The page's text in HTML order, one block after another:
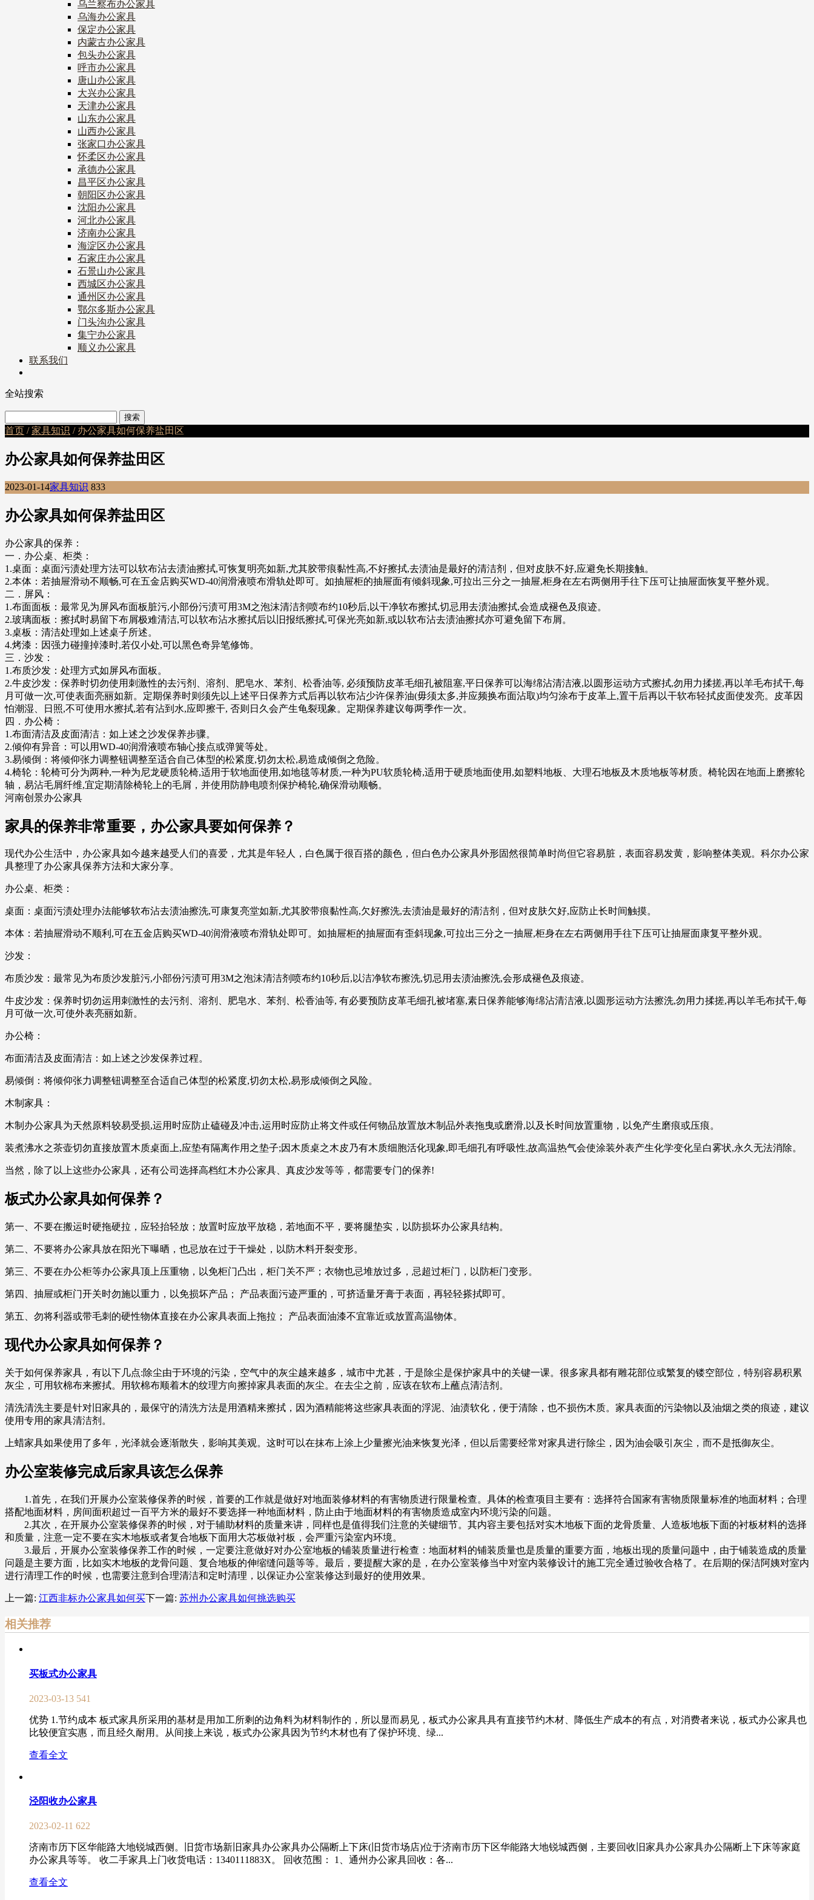
乌兰察布办公家具
乌海办公家具
保定办公家具
内蒙古办公家具
包头办公家具
呼市办公家具
唐山办公家具
大兴办公家具
天津办公家具
山东办公家具
山西办公家具
张家口办公家具
怀柔区办公家具
承德办公家具
昌平区办公家具
朝阳区办公家具
沈阳办公家具
河北办公家具
济南办公家具
海淀区办公家具
石家庄办公家具
石景山办公家具
西城区办公家具
通州区办公家具
鄂尔多斯办公家具
门头沟办公家具
集宁办公家具
顺义办公家具
联系我们
全站搜索
首页 /家具知识 / 办公家具如何保养盐田区
办公家具如何保养盐田区
2023-01-14家具知识 833
办公家具如何保养盐田区
办公家具的保养：
一．办公桌、柜类：
1.桌面：桌面污渍处理方法可以软布沾去渍油擦拭,可恢复明亮如新,尤其胶带痕黏性高,不好擦拭,去渍油是最好的清洁剂，但对皮肤不好,应避免长期接触。
2.本体：若抽屉滑动不顺畅,可在五金店购买WD-40润滑液喷布滑轨处即可。如抽屉柜的抽屉面有倾斜现象,可拉出三分之一抽屉,柜身在左右两侧用手往下压可让抽屉面恢复平整外观。
二．屏风：
1.布面面板：最常见为屏风布面板脏污,小部份污渍可用3M之泡沫清洁剂喷布约10秒后,以干净软布擦拭,切忌用去渍油擦拭,会造成褪色及痕迹。
2.玻璃面板：擦拭时易留下布屑极难清洁,可以软布沾水擦拭后以旧报纸擦拭,可保光亮如新,或以软布沾去渍油擦拭亦可避免留下布屑。
3.桌板：清洁处理如上述桌子所述。
4.烤漆：因强力碰撞掉漆时,若仅小处,可以黑色奇异笔修饰。
三．沙发：
1.布质沙发：处理方式如屏风布面板。
2.牛皮沙发：保养时切勿使用刺激性的去污剂、溶剂、肥皂水、苯剂、松香油等, 必须预防皮革毛细孔被阻塞,平日保养可以海绵沾清洁液,以圆形运动方式擦拭,勿用力揉搓,再以羊毛布拭干,每
月可做一次,可使表面亮丽如新。定期保养时则须先以上述平日保养方式后再以软布沾少许保养油(毋须太多,并应频换布面沾取)均匀涂布于皮革上,置干后再以干软布轻拭皮面使发亮。皮革因
怕潮湿、日照,不可使用水擦拭,若有沾到水,应即擦干, 否则日久会产生龟裂现象。定期保养建议每两季作一次。
四．办公椅：
1.布面清洁及皮面清洁：如上述之沙发保养步骤。
2.倾仰有异音：可以用WD-40润滑液喷布轴心接点或弹簧等处。
3.易倾倒：将倾仰张力调整钮调整至适合自己体型的松紧度,切勿太松,易造成倾倒之危险。
4.椅轮：轮椅可分为两种,一种为尼龙硬质轮椅,适用于软地面使用,如地毯等材质,一种为PU软质轮椅,适用于硬质地面使用,如塑料地板、大理石地板及木质地板等材质。椅轮因在地面上磨擦轮
轴，易沾毛屑纤维,宜定期清除椅轮上的毛屑，并使用防静电喷剂保护椅轮,确保滑动顺畅。
河南创景办公家具
家具的保养非常重要，办公家具要如何保养？
现代办公生活中，办公家具如今越来越受人们的喜爱，尤其是年轻人，白色属于很百搭的颜色，但白色办公家具外形固然很简单时尚但它容易脏，表面容易发黄，影响整体美观。科尔办公家
具整理了办公家具保养方法和大家分享。
办公桌、柜类：
桌面：桌面污渍处理办法能够软布沾去渍油擦洗,可康复亮堂如新,尤其胶带痕黏性高,欠好擦洗,去渍油是最好的清洁剂，但对皮肤欠好,应防止长时间触摸。
本体：若抽屉滑动不顺利,可在五金店购买WD-40润滑液喷布滑轨处即可。如抽屉柜的抽屉面有歪斜现象,可拉出三分之一抽屉,柜身在左右两侧用手往下压可让抽屉面康复平整外观。
沙发：
布质沙发：最常见为布质沙发脏污,小部份污渍可用3M之泡沫清洁剂喷布约10秒后,以洁净软布擦洗,切忌用去渍油擦洗,会形成褪色及痕迹。
牛皮沙发：保养时切勿运用刺激性的去污剂、溶剂、肥皂水、苯剂、松香油等, 有必要预防皮革毛细孔被堵塞,素日保养能够海绵沾清洁液,以圆形运动方法擦洗,勿用力揉搓,再以羊毛布拭干,每
月可做一次,可使外表亮丽如新。
办公椅：
布面清洁及皮面清洁：如上述之沙发保养过程。
易倾倒：将倾仰张力调整钮调整至合适自己体型的松紧度,切勿太松,易形成倾倒之风险。
木制家具：
木制办公家具为天然原料较易受损,运用时应防止磕碰及冲击,运用时应防止将文件或任何物品放置放木制品外表拖曳或磨滑,以及长时间放置重物，以免产生磨痕或压痕。
装煮沸水之茶壶切勿直接放置木质桌面上,应垫有隔离作用之垫子;因木质桌之木皮乃有木质细胞活化现象,即毛细孔有呼吸性,故高温热气会使涂装外表产生化学变化呈白雾状,永久无法消除。
当然，除了以上这些办公家具，还有公司选择高档红木办公家具、真皮沙发等等，都需要专门的保养!
板式办公家具如何保养？
第一、不要在搬运时硬拖硬拉，应轻抬轻放；放置时应放平放稳，若地面不平，要将腿垫实，以防损坏办公家具结构。
第二、不要将办公家具放在阳光下曝晒，也忌放在过于干燥处，以防木料开裂变形。
第三、不要在办公柜等办公家具顶上压重物，以免柜门凸出，柜门关不严；衣物也忌堆放过多，忌超过柜门，以防柜门变形。
第四、抽屉或柜门开关时勿施以重力，以免损坏产品； 产品表面污迹严重的，可挤适量牙膏于表面，再轻轻搽拭即可。
第五、勿将利器或带毛刺的硬性物体直接在办公家具表面上拖拉； 产品表面油漆不宜靠近或放置高温物体。
现代办公家具如何保养？
关于如何保养家具，有以下几点:除尘由于环境的污染，空气中的灰尘越来越多，城市中尤甚，于是除尘是保护家具中的关键一课。很多家具都有雕花部位或繁复的镂空部位，特别容易积累
灰尘，可用软棉布来擦拭。用软棉布顺着木的纹理方向擦掉家具表面的灰尘。在去尘之前，应该在软布上蘸点清洁剂。
清洗清洗主要是针对旧家具的，最保守的清洗方法是用酒精来擦拭，因为酒精能将这些家具表面的浮泥、油渍软化，便于清除，也不损伤木质。家具表面的污染物以及油烟之类的痕迹，建议
使用专用的家具清洁剂。
上蜡家具如果使用了多年，光泽就会逐渐散失，影响其美观。这时可以在抹布上涂上少量擦光油来恢复光泽，但以后需要经常对家具进行除尘，因为油会吸引灰尘，而不是抵御灰尘。
办公室装修完成后家具该怎么保养
1.首先，在我们开展办公室装修保养的时候，首要的工作就是做好对地面装修材料的有害物质进行限量检查。具体的检查项目主要有：选择符合国家有害物质限量标准的地面材料；合理
搭配地面材料，房间面积超过一百平方米的最好不要选择一种地面材料，防止由于地面材料的有害物质造成室内环境污染的问题。
2.其次，在开展办公室装修保养的时候，对于辅助材料的质量来讲，同样也是值得我们注意的关键细节。其内容主要包括对实木地板下面的龙骨质量、人造板地板下面的衬板材料的选择
和质量，注意一定不要在实木地板或者复合地板下面用大芯板做衬板，会严重污染室内环境。
3.最后，开展办公室装修保养工作的时候，一定要注意做好对办公室地板的铺装质量进行检查：地面材料的铺装质量也是质量的重要方面，地板出现的质量问题中，由于铺装造成的质量
问题是主要方面，比如实木地板的龙骨问题、复合地板的伸缩缝问题等等。最后，要提醒大家的是，在办公室装修当中对室内装修设计的施工完全通过验收合格了。在后期的保洁阿姨对室内
进行清理工作的时候，也需要注意到合理清洁和定时清理，以保证办公室装修达到最好的使用效果。
上一篇: 江西非标办公家具如何买下一篇: 苏州办公家具如何挑选购买
相关推荐
买板式办公家具
2023-03-13 541
优势 1.节约成本 板式家具所采用的基材是用加工所剩的边角料为材料制作的，所以显而易见，板式办公家具具有直接节约木材、降低生产成本的有点，对消费者来说，板式办公家具也
比较便宜实惠，而且经久耐用。从间接上来说，板式办公家具因为节约木材也有了保护环境、绿...
查看全文
泾阳收办公家具
2023-02-11 622
济南市历下区华能路大地锐城西侧。旧货市场新旧家具办公家具办公隔断上下床(旧货市场店)位于济南市历下区华能路大地锐城西侧，主要回收旧家具办公家具办公隔断上下床等家庭
办公家具等等。 收二手家具上门收货电话：1340111883X。 回收范围： 1、通州办公家具回收：各...
查看全文